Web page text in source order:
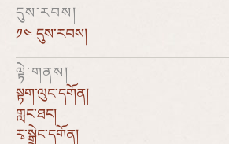
དུས་རབས།
༡༤ དུས་རབས།
ལྟེ་གནས།
སྟག་ལུང་དགོན།
གླང་ཐང།
རྭ་སྒྲེང་དགོན།